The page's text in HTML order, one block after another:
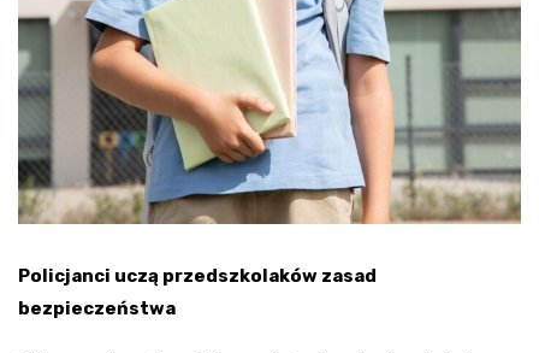
Policjanci uczą przedszkolaków zasad
bezpieczeństwa